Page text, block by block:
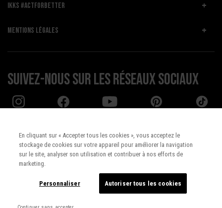
IKKS #ACTFORBETTER
MENTIONS LÉGALES
Suivez-nous sur les réseaux sociaux
Pays : UNITED STATES
Français
En cliquant sur « Accepter tous les cookies », vous acceptez le
stockage de cookies sur votre appareil pour améliorer la navigation
sur le site, analyser son utilisation et contribuer à nos efforts de
marketing.
Personnaliser Autoriser tous les cookies